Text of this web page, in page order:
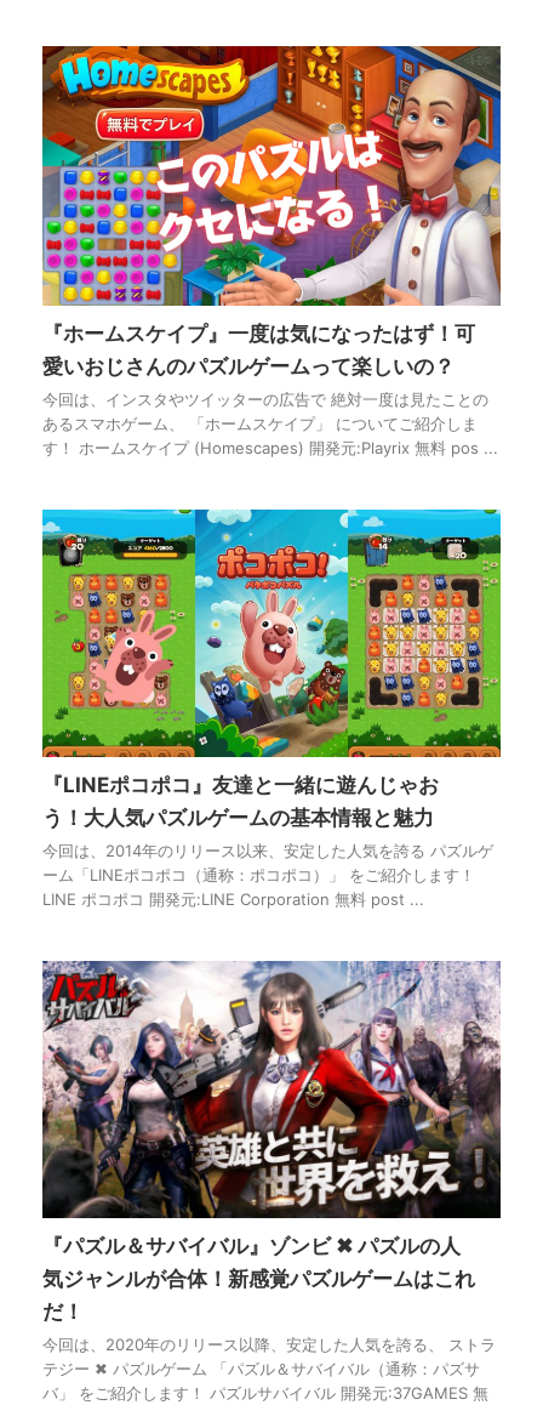
『ホームスケイプ』一度は気になったはず！可
愛いおじさんのパズルゲームって楽しいの？
今回は、インスタやツイッターの広告で 絶対一度は見たことの
あるスマホゲーム、 「ホームスケイプ」 についてご紹介しま
す！ ホームスケイプ (Homescapes) 開発元:Playrix 無料 pos ...
『LINEポコポコ』友達と一緒に遊んじゃお
う！大人気パズルゲームの基本情報と魅力
今回は、2014年のリリース以来、安定した人気を誇る パズルゲ
ーム「LINEポコポコ（通称：ポコポコ）」 をご紹介します！
LINE ポコポコ 開発元:LINE Corporation 無料 post ...
『パズル＆サバイバル』ゾンビ ✖ パズルの人
気ジャンルが合体！新感覚パズルゲームはこれ
だ！
今回は、2020年のリリース以降、安定した人気を誇る、 ストラ
テジー ✖ パズルゲーム 「パズル＆サバイバル（通称：パズサ
バ」 をご紹介します！ パズルサバイバル 開発元:37GAMES 無